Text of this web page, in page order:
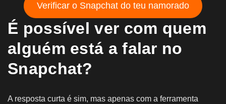
Verificar o Snapchat do teu namorado
É possível ver com quem
alguém está a falar no
Snapchat?
A resposta curta é sim, mas apenas com a ferramenta